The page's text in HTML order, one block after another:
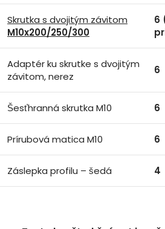
Skrutka s dvojitým závitom
M10x200/250/300
6
Adaptér ku skrutke s dvojitým
závitom, nerez
6
Šesťhranná skrutka M10 6
Prírubová matica M10 6
Záslepka profilu – šedá 4